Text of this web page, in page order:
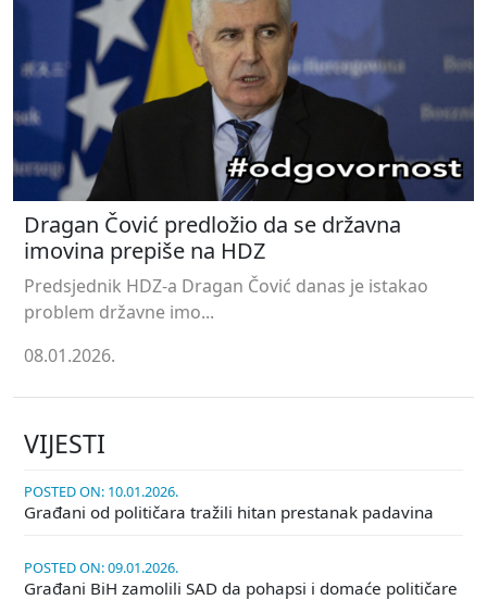
Dragan Čović predložio da se državna
imovina prepiše na HDZ
Predsjednik HDZ-a Dragan Čović danas je istakao
problem državne imo...
08.01.2026.
VIJESTI
POSTED ON: 10.01.2026.
Građani od političara tražili hitan prestanak padavina
POSTED ON: 09.01.2026.
Građani BiH zamolili SAD da pohapsi i domaće političare